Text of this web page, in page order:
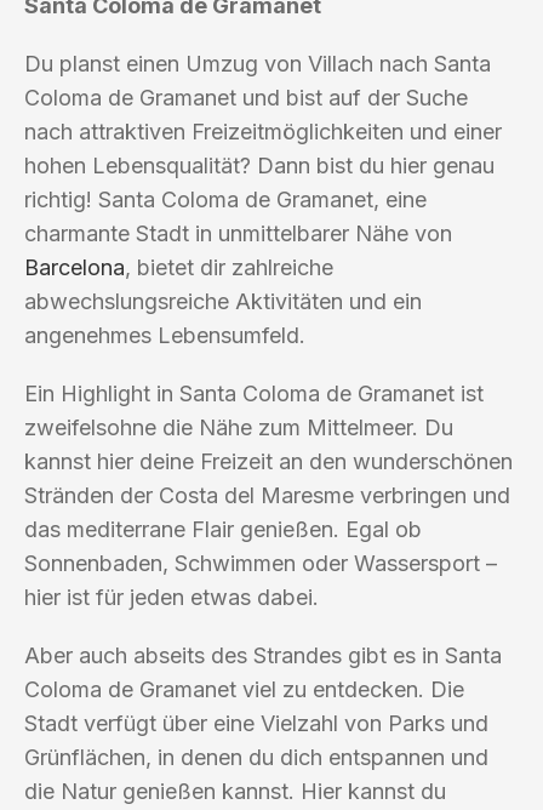
Santa Coloma de Gramanet
Du planst einen Umzug von Villach nach Santa
Coloma de Gramanet und bist auf der Suche
nach attraktiven Freizeitmöglichkeiten und einer
hohen Lebensqualität? Dann bist du hier genau
richtig! Santa Coloma de Gramanet, eine
charmante Stadt in unmittelbarer Nähe von
Barcelona, bietet dir zahlreiche
abwechslungsreiche Aktivitäten und ein
angenehmes Lebensumfeld.
Ein Highlight in Santa Coloma de Gramanet ist
zweifelsohne die Nähe zum Mittelmeer. Du
kannst hier deine Freizeit an den wunderschönen
Stränden der Costa del Maresme verbringen und
das mediterrane Flair genießen. Egal ob
Sonnenbaden, Schwimmen oder Wassersport –
hier ist für jeden etwas dabei.
Aber auch abseits des Strandes gibt es in Santa
Coloma de Gramanet viel zu entdecken. Die
Stadt verfügt über eine Vielzahl von Parks und
Grünflächen, in denen du dich entspannen und
die Natur genießen kannst. Hier kannst du